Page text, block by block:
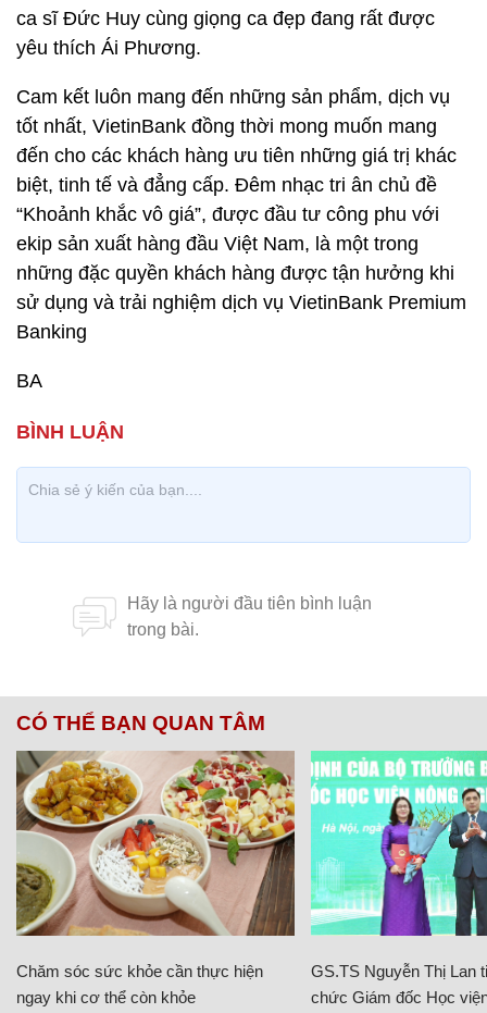
ca sĩ Đức Huy cùng giọng ca đẹp đang rất được
yêu thích Ái Phương.
Cam kết luôn mang đến những sản phẩm, dịch vụ
tốt nhất, VietinBank đồng thời mong muốn mang
đến cho các khách hàng ưu tiên những giá trị khác
biệt, tinh tế và đẳng cấp. Đêm nhạc tri ân chủ đề
“Khoảnh khắc vô giá”, được đầu tư công phu với
ekip sản xuất hàng đầu Việt Nam, là một trong
những đặc quyền khách hàng được tận hưởng khi
sử dụng và trải nghiệm dịch vụ VietinBank Premium
Banking
BA
CÓ THỂ BẠN QUAN TÂM
Chăm sóc sức khỏe cần thực hiện
ngay khi cơ thể còn khỏe
GS.TS Nguyễn Thị Lan
chức Giám đốc Học